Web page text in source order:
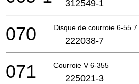
312549-1
Disque de courroie 6-55.7
070 222038-7
Courroie V 6-355
071 225021-3